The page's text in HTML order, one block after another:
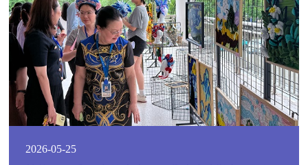
2026-05-25